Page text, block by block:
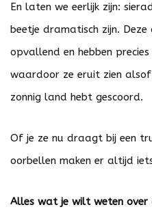
En laten we eerlijk zijn:
beetje dramatisch zijn. Deze
opvallend en hebben
waardoor ze eruit zien
zonnig land hebt gescoord.
Of je ze nu draagt bij een
oorbellen maken er altijd
Alles wat je wilt weten over